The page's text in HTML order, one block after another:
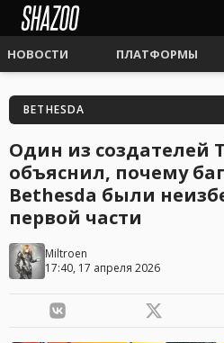
НОВОСТИ ПЛАТФОРМЫ
BETHESDA
Один из создателей
объяснил, почему
Bethesda были
первой части
Miltroen
17:40, 17 апреля 2026